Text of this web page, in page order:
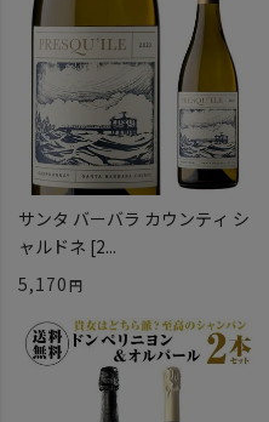
サンタ バーバラ カウンティ シ
ャルドネ [2...
5,170